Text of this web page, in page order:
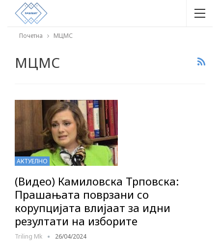
Почетна МЦМС
МЦМС
АКТУЕЛНО
(Видео) Камиловска Трповска:
Прашањата поврзани со
корупцијата влијаат за идни
резултати на изборите
Triling Mk 26/04/2024